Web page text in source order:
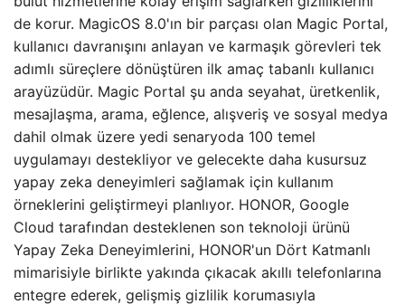
de korur. MagicOS 8.0'ın bir parçası olan Magic Portal,
kullanıcı davranışını anlayan ve karmaşık görevleri tek
adımlı süreçlere dönüştüren ilk amaç tabanlı kullanıcı
arayüzüdür. Magic Portal şu ​​anda seyahat, üretkenlik,
mesajlaşma, arama, eğlence, alışveriş ve sosyal medya
dahil olmak üzere yedi senaryoda 100 temel
uygulamayı destekliyor ve gelecekte daha kusursuz
yapay zeka deneyimleri sağlamak için kullanım
örneklerini geliştirmeyi planlıyor. HONOR, Google
Cloud tarafından desteklenen son teknoloji ürünü
Yapay Zeka Deneyimlerini, HONOR'un Dört Katmanlı
mimarisiyle birlikte yakında çıkacak akıllı telefonlarına
entegre ederek, gelişmiş gizlilik korumasıyla